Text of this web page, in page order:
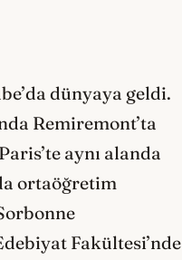
dünyaya geldi.
Remiremont’ta
aynı alanda
ortaöğretim
Fakültesi’nde